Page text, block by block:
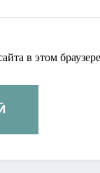
в этом